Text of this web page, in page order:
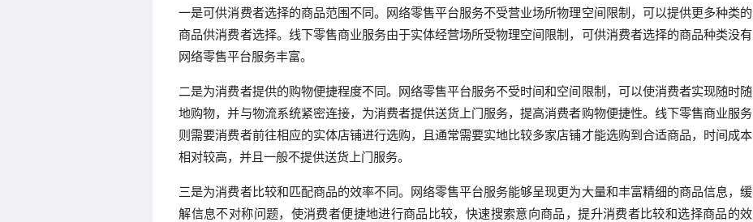
一是可供消费者选择的商品范围不同。网络零售平台服务不受营业场所物理空间限制，可以提供更多种类的
商品供消费者选择。线下零售商业服务由于实体经营场所受物理空间限制，可供消费者选择的商品种类没有
网络零售平台服务丰富。
二是为消费者提供的购物便捷程度不同。网络零售平台服务不受时间和空间限制，可以使消费者实现随时随
地购物，并与物流系统紧密连接，为消费者提供送货上门服务，提高消费者购物便捷性。线下零售商业服务
则需要消费者前往相应的实体店铺进行选购，且通常需要实地比较多家店铺才能选购到合适商品，时间成本
相对较高，并且一般不提供送货上门服务。
三是为消费者比较和匹配商品的效率不同。网络零售平台服务能够呈现更为大量和丰富精细的商品信息，缓
解信息不对称问题，使消费者便捷地进行商品比较，快速搜索意向商品，提升消费者比较和选择商品的效